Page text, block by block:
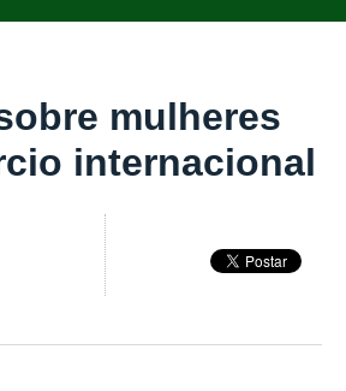
mulheres
internacional